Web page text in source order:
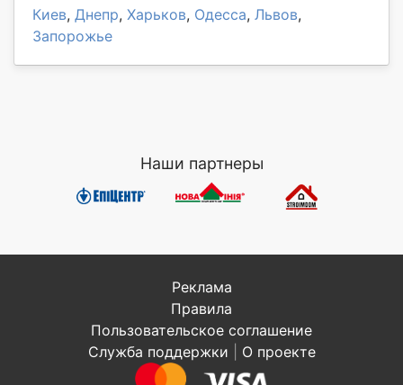
Киев, Днепр, Харьков, Одесса, Львов,
Запорожье
Наши партнеры
Реклама
Правила
Пользовательское соглашение
Служба поддержки
О проекте